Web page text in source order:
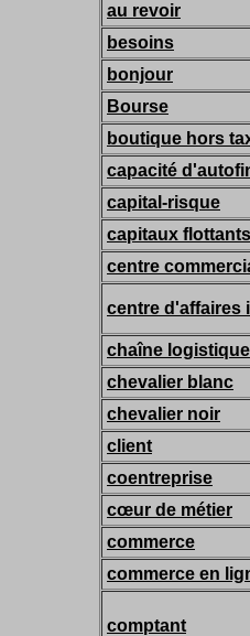
au revoir
besoins
bonjour
Bourse
boutique hors
capacité
capital-risque
capitaux flottants
centre
centre d'affaires
chaîne logistique
chevalier blanc
chevalier noir
client
coentreprise
cœur de métier
commerce
commerce en
comptant